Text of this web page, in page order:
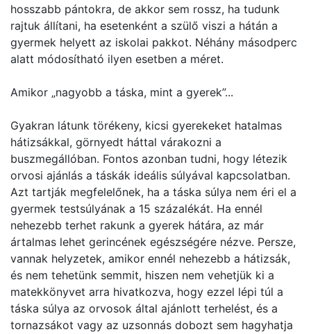
hosszabb pántokra, de akkor sem rossz, ha tudunk
rajtuk állítani, ha esetenként a szülő viszi a hátán a
gyermek helyett az iskolai pakkot. Néhány másodperc
alatt módosítható ilyen esetben a méret.
Amikor „nagyobb a táska, mint a gyerek”...
Gyakran látunk törékeny, kicsi gyerekeket hatalmas
hátizsákkal, görnyedt háttal várakozni a
buszmegállóban. Fontos azonban tudni, hogy létezik
orvosi ajánlás a táskák ideális súlyával kapcsolatban.
Azt tartják megfelelőnek, ha a táska súlya nem éri el a
gyermek testsúlyának a 15 százalékát. Ha ennél
nehezebb terhet rakunk a gyerek hátára, az már
ártalmas lehet gerincének egészségére nézve. Persze,
vannak helyzetek, amikor ennél nehezebb a hátizsák,
és nem tehetünk semmit, hiszen nem vehetjük ki a
matekkönyvet arra hivatkozva, hogy ezzel lépi túl a
táska súlya az orvosok által ajánlott terhelést, és a
tornazsákot vagy az uzsonnás dobozt sem hagyhatja